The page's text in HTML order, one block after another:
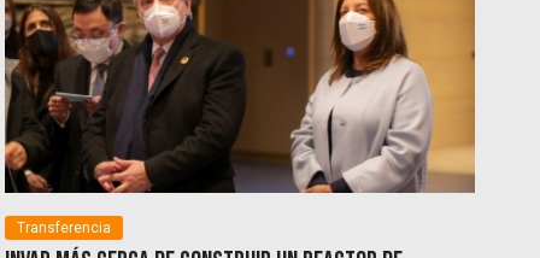
Transferencia